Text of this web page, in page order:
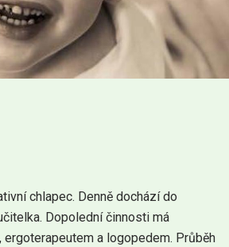
chlapec. Denně dochází do
Dopolední činnosti má
a logopedem. Průběh